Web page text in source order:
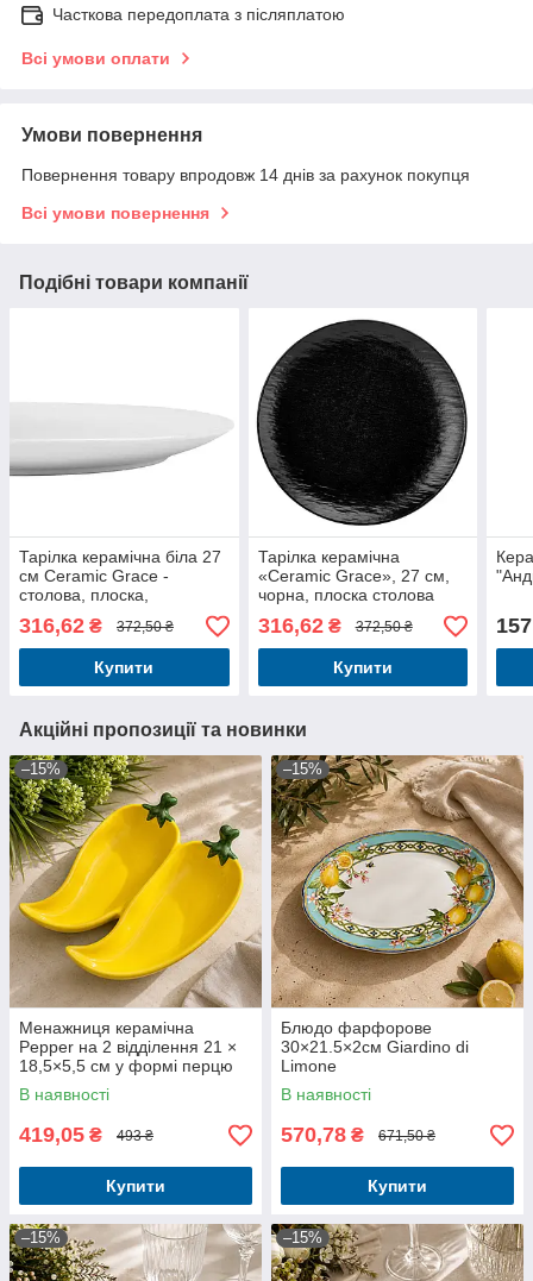
Часткова передоплата з післяплатою
Всі умови оплати
Умови повернення
Повернення товару впродовж 14 днів за рахунок покупця
Всі умови повернення
Подібні товари компанії
Тарілка керамічна біла 27
см Ceramic Grace -
столова, плоска,
сервірувальна
316,62 ₴ 372,50 ₴
Купити
Тарілка керамічна
«Ceramic Grace», 27 см,
чорна, плоска столова
316,62₴ 372,50 ₴
Купити
Акційні пропозиції та новинки
–15%
Менажниця керамічна
Pepper на 2 відділення 21 ×
18,5×5,5 см у формі перцю
В наявності
419,05 ₴ 493 ₴
Купити
–15%
Блюдо фарфорове
30×21.5×2см Giardino di
Limone
В наявності
570,78 ₴ 671,50 ₴
Купити
–15% –15%